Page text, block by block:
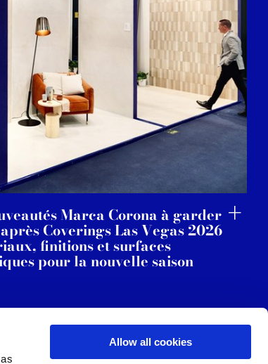
Allow all cookies
Marca Corona à garder
Coverings Las Vegas 2026
finitions et surfaces
pour la nouvelle saison